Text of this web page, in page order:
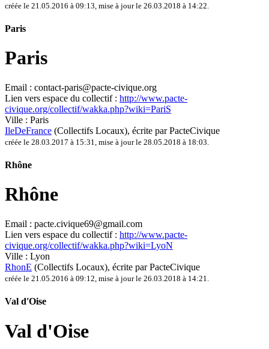
créée le 21.05.2016 à 09:13 mise à jour le 26.03.2018 à 14:22
Paris
Paris
Email : contact-paris@pacte-civique.org
Lien vers espace du collectif : http://www.pacte-
civique.org/collectif/wakka.php?wiki=PariS
Ville : Paris
IleDeFrance (Collectifs Locaux), écrite par PacteCivique
créée le 28.03.2017 à 15:31 mise à jour le 28.05.2018 à 18:03
Rhône
Rhône
Email : pacte.civique69@gmail.com
Lien vers espace du collectif : http://www.pacte-
civique.org/collectif/wakka.php?wiki=LyoN
Ville : Lyon
RhonE (Collectifs Locaux), écrite par PacteCivique
créée le 21.05.2016 à 09:12 mise à jour le 26.03.2018 à 14:21
Val d'Oise
Val d'Oise